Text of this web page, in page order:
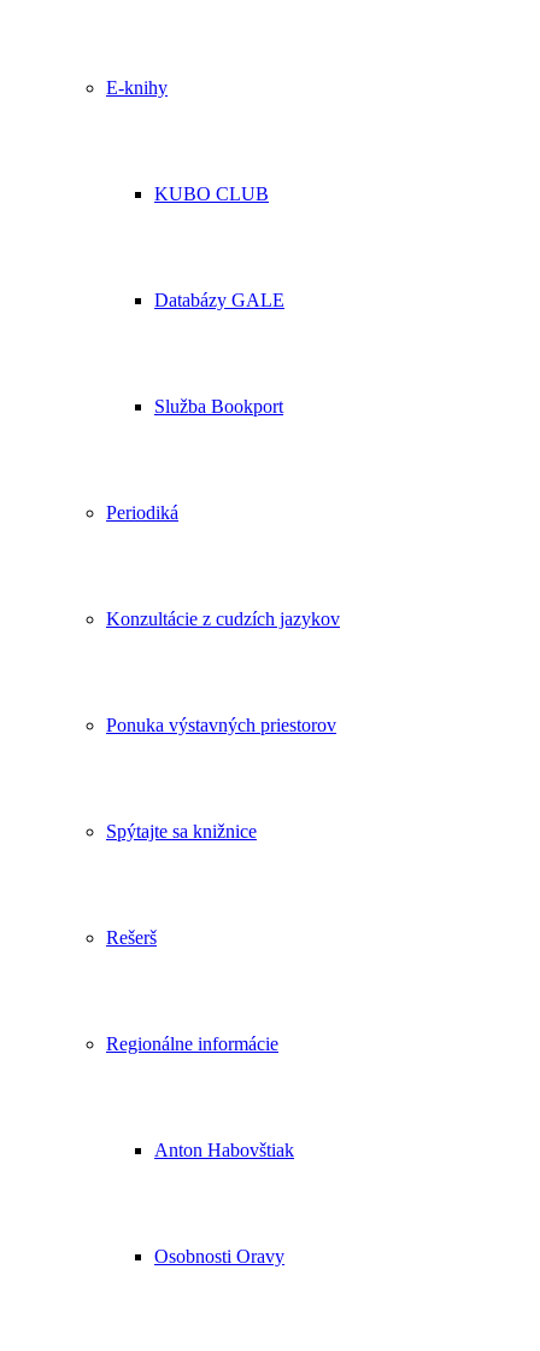
E-knihy
KUBO CLUB
Databázy GALE
Služba Bookport
Periodiká
Konzultácie z cudzích jazykov
Ponuka výstavných priestorov
Spýtajte sa knižnice
Rešerš
Regionálne informácie
Anton Habovštiak
Osobnosti Oravy